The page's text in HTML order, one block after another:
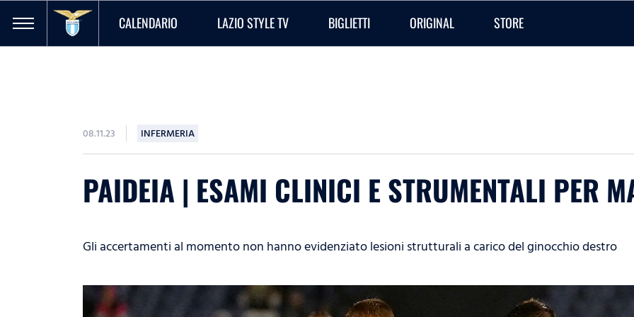
CALENDARIO LAZIO STYLE TV BIGLIETTI ORIGINAL STORE
08.11.23 INFERMERIA
PAIDEIA | ESAMI CLINICI E STRUMENTALI PER
Gli accertamenti al momento non hanno evidenziato lesioni strutturali a carico del ginocchio destro